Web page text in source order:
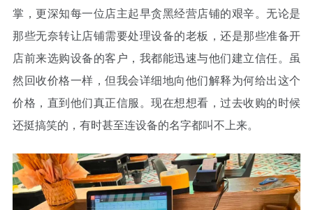
掌，更深知每一位店主起早贪黑经营店铺的艰辛。无论是
那些无奈转让店铺需要处理设备的老板，还是那些准备开
店前来选购设备的客户，我都能迅速与他们建立信任。虽
然回收价格一样，但我会详细地向他们解释为何给出这个
价格，直到他们真正信服。现在想想看，过去收购的时候
还挺搞笑的，有时甚至连设备的名字都叫不上来。